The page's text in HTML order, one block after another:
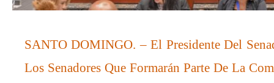
SANTO DOMINGO. – El Presidente Del
Los Senadores Que Formarán Parte De La